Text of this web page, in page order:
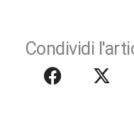
Condividi